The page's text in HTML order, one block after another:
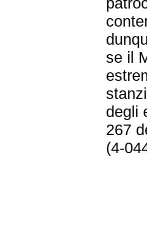
se il
degli
267
(4-